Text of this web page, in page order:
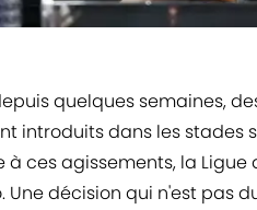
quelques semaines,
introduits dans les stades
ces agissements, la Ligue
décision qui n'est pas